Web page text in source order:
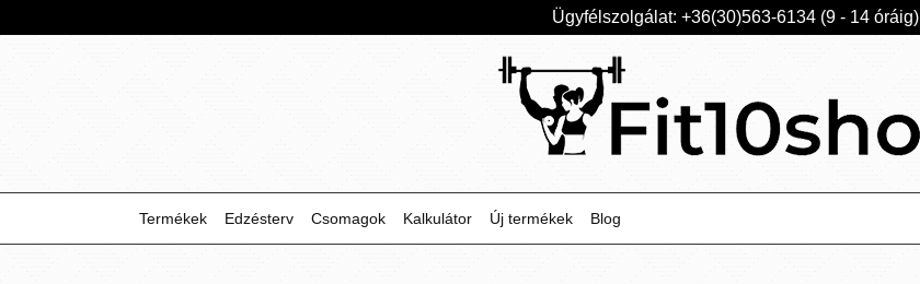
Ügyfélszolgálat: +36(30)563-6134 (9 - 14 óráig)
Termékek Edzésterv Csomagok Kalkulátor Új termékek Blog